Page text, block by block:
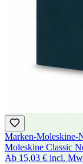
Marken-Moleskine-
Moleskine Classic
Ab 15,03 € incl.